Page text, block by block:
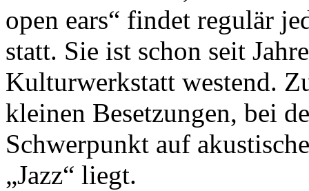
open ears“ findet regulär
statt. Sie ist schon seit
Kulturwerkstatt westend.
kleinen Besetzungen, bei
Schwerpunkt auf
„Jazz“ liegt.